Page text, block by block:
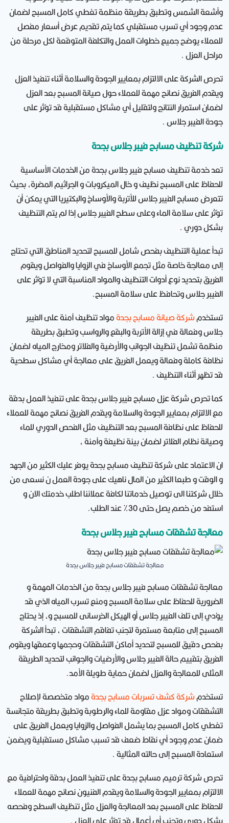
وأشعة الشمس وتطبق بطريقة منظمة تغطي كامل المسبح لضمان
عدم وجود أي تسرب مستقبلي كما يتم تقديم عرض أسعار مفصل
للعملاء يوضح جميع خطوات العمل والتكلفة المتوقعة لكل مرحلة من
مراحل العزل .
تحرص الشركة على الالتزام بمعايير الجودة والسلامة أثناء تنفيذ العزل
ويقدم الفريق نصائح مهمة للعملاء حول صيانة المسبح بعد العزل
لضمان استمرار النتائج ولتقليل أي مشاكل مستقبلية قد تؤثر على
جودة الفيبر جلاس .
شركة تنظيف مسابح فيبر جلاس بجدة
تعد خدمة تنظيف مسابح فيبر جلاس بجدة من الخدمات الأساسية
للحفاظ على المسبح نظيف و خال الميكروبات و الجراثيم المضرة، بحيث
تتعرض مسابح الفيبر جلاس للأتربة والأوساخ والبكتيريا التي يمكن أن
تؤثر على سلامة الماء وعلى سطح الفيبر جلاس إذا لم يتم التنظيف
بشكل دوري .
تبدأ عملية التنظيف بفحص شامل للمسبح لتحديد المناطق التي تحتاج
إلى معالجة خاصة مثل تجمع الأوساخ في الزوايا والفواصل ويقوم
الفريق بتحديد نوع أدوات التنظيف والمواد المناسبة التي لا تؤثر على
الفيبر جلاس وتحافظ على سلامة المسبح.
تستخدمشركة صيانة مسابح بجدةمواد تنظيف آمنة على الفيبر
جلاس وفعالة في إزالة الأتربة والبقع والرواسب وتطبق بطريقة
منظمة تشمل تنظيف الجوانب والأرضية والفلاتر ومخارج المياه لضمان
نظافة كاملة وفعالة ويعمل الفريق على معالجة أي مشاكل سطحية
قد تظهر أثناء التنظيف .
كما تحرص شركة عزل مسابح فيبر جلاس بجدة على تنفيذ العمل بدقة
مع الالتزام بمعايير الجودة والسلامة ويقدم الفريق نصائح مهمة للعملاء
للحفاظ على نظافة المسبح بعد التنظيف مثل الفحص الدوري للماء
وصيانة نظام الفلاتر لضمان بيئة نظيفة وآمنة ،
ان الاعتماد على شركة تنظيف مسابح بجدة يوفر عليك الكثير من الجهد
و الوقت و طبعا الكثير من المال ناهيك على جودة العمل ن نسعى من
خلال شركتنا الى توصيل خدماتنا لكافة عملائنا اطلب خدمتك الان و
استفد من خصم يصل حتى 30% عند الطلب.
معالجة تشققات مسابح فيبر جلاس بجدة
معالجة تشققات مسابح فيبر جلاس بجدة
معالجة تشققات مسابح فيبر جلاس بجدة من الخدمات المهمة و
الضرورية للحفاظ على سلامة المسبح ومنع تسرب المياه الذي قد
يؤدي إلى تلف الفيبر جلاس أو الهيكل الخرسانى للمسبح و، إذ يحتاج
المسبح إلى متابعة مستمرة لتجنب تفاقم التشققات ، تبدأ الشركة
بفحص دقيق للمسبح لتحديد أماكن التشققات وحجمها وعمقها ويقوم
الفريق بتقييم حالة الفيبر جلاس والأرضيات والجوانب لتحديد الطريقة
المثلى للمعالجة والعزل لضمان حماية طويلة الأمد.
تستخدمشركة كشف تسربات مسابح بجدةمواد متخصصة لإصلاح
التشققات ومواد عزل مقاومة للماء والرطوبة وتطبق بطريقة متجانسة
تغطي كامل المسبح بما يشمل الفواصل والزوايا ويعمل الفريق على
ضمان عدم وجود أي نقاط ضعف قد تسبب مشاكل مستقبلية ويضمن
استعادة المسبح إلى حالته المثالية .
تحرص شركة ترميم مسابح بجدة على تنفيذ العمل بدقة واحترافية مع
الالتزام بمعايير الجودة والسلامة ويقدم الفنيون نصائح مهمة للعملاء
للحفاظ على المسبح بعد المعالجة والعزل مثل تنظيف السطح وفحصه